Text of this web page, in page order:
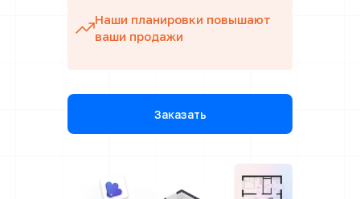
Наши планировки повышают
ваши продажи
Заказать